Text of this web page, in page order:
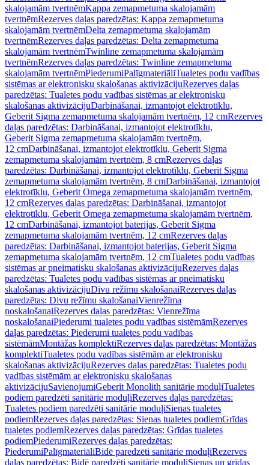
skalojamām tvertnēmKappa zemapmetuma skalojamām
tvertnēmRezerves daļas paredzētas: Kappa zemapmetuma
skalojamām tvertnēmDelta zemapmetuma skalojamām
tvertnēmRezerves daļas paredzētas: Delta zemapmetuma
skalojamām tvertnēmTwinline zemapmetuma skalojamām
tvertnēmRezerves daļas paredzētas: Twinline zemapmetuma
skalojamām tvertnēmPiederumiPalīgmateriāliTualetes podu vadības
sistēmas ar elektronisku skalošanas aktivizācijuRezerves daļas
paredzētas: Tualetes podu vadības sistēmas ar elektronisku
skalošanas aktivizācijuDarbināšanai, izmantojot elektrotīklu,
Geberit Sigma zemapmetuma skalojamām tvertnēm, 12 cmRezerves
daļas paredzētas: Darbināšanai, izmantojot elektrotīklu,
Geberit Sigma zemapmetuma skalojamām tvertnēm,
12 cmDarbināšanai, izmantojot elektrotīklu, Geberit Sigma
zemapmetuma skalojamām tvertnēm, 8 cmRezerves daļas
paredzētas: Darbināšanai, izmantojot elektrotīklu, Geberit Sigma
zemapmetuma skalojamām tvertnēm, 8 cmDarbināšanai, izmantojot
elektrotīklu, Geberit Omega zemapmetuma skalojamām tvertnēm,
12 cmRezerves daļas paredzētas: Darbināšanai, izmantojot
elektrotīklu, Geberit Omega zemapmetuma skalojamām tvertnēm,
12 cmDarbināšanai, izmantojot baterijas, Geberit Sigma
zemapmetuma skalojamām tvertnēm, 12 cmRezerves daļas
paredzētas: Darbināšanai, izmantojot baterijas, Geberit Sigma
zemapmetuma skalojamām tvertnēm, 12 cmTualetes podu vadības
sistēmas ar pneimatisku skalošanas aktivizācijuRezerves daļas
paredzētas: Tualetes podu vadības sistēmas ar pneimatisku
skalošanas aktivizācijuDivu režīmu skalošanaiRezerves daļas
paredzētas: Divu režīmu skalošanaiVienrežīma
noskalošanaiRezerves daļas paredzētas: Vienrežīma
noskalošanaiPiederumi tualetes podu vadības sistēmāmRezerves
daļas paredzētas: Piederumi tualetes podu vadības
sistēmāmMontāžas komplektiRezerves daļas paredzētas: Montāžas
komplektiTualetes podu vadības sistēmām ar elektronisku
skalošanas aktivizācijuRezerves daļas paredzētas: Tualetes podu
vadības sistēmām ar elektronisku skalošanas
aktivizācijuSavienojumiGeberit Monolith sanitārie moduļiTualetes
podiem paredzēti sanitārie moduļiRezerves daļas paredzētas:
Tualetes podiem paredzēti sanitārie moduļiSienas tualetes
podiemRezerves daļas paredzētas: Sienas tualetes podiemGrīdas
tualetes podiemRezerves daļas paredzētas: Grīdas tualetes
podiemPiederumiRezerves daļas paredzētas:
PiederumiPalīgmateriāliBidē paredzēti sanitārie moduļiRezerves
daļas paredzētas: Bidē paredzēti sanitārie moduļiSienas un grīdas